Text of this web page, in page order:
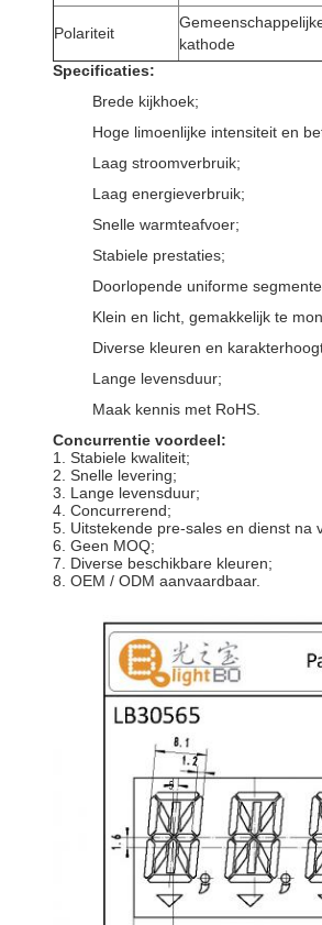
Polariteit
kathode
Specificaties:
Brede kijkhoek;
Hoge limoenlijke intensiteit en
Laag stroomverbruik;
Laag energieverbruik;
Snelle warmteafvoer;
Stabiele prestaties;
Doorlopende uniforme
Klein en licht, gemakkelijk te
Diverse kleuren en
Lange levensduur;
Maak kennis met RoHS.
Concurrentie voordeel:
1. Stabiele kwaliteit;
2. Snelle levering;
3. Lange levensduur;
4. Concurrerend;
5. Uitstekende pre-sales en dienst na
6. Geen MOQ;
7. Diverse beschikbare kleuren;
8. OEM / ODM aanvaardbaar.